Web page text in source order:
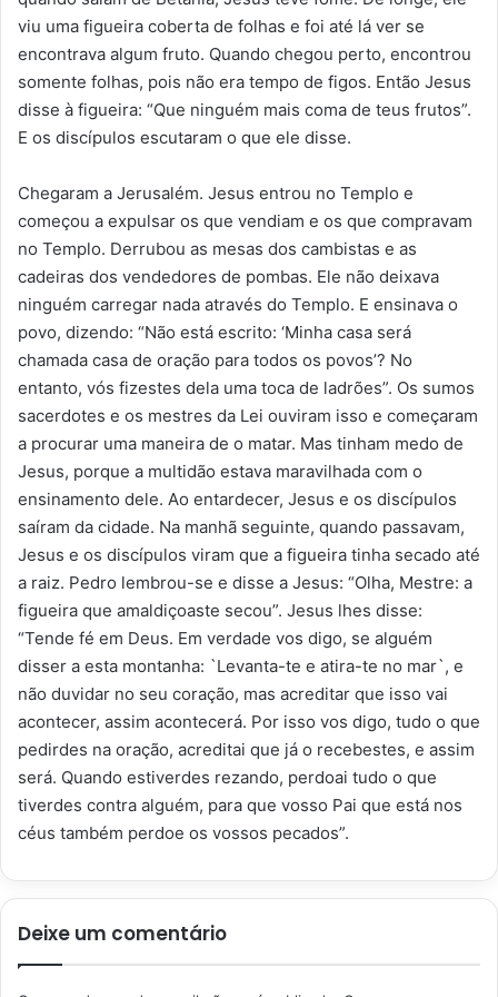
viu uma figueira coberta de folhas e foi até lá ver se
encontrava algum fruto. Quando chegou perto, encontrou
somente folhas, pois não era tempo de figos. Então Jesus
disse à figueira: “Que ninguém mais coma de teus frutos”.
E os discípulos escutaram o que ele disse.
Chegaram a Jerusalém. Jesus entrou no Templo e
começou a expulsar os que vendiam e os que compravam
no Templo. Derrubou as mesas dos cambistas e as
cadeiras dos vendedores de pombas. Ele não deixava
ninguém carregar nada através do Templo. E ensinava o
povo, dizendo: “Não está escrito: ‘Minha casa será
chamada casa de oração para todos os povos’? No
entanto, vós fizestes dela uma toca de ladrões”. Os sumos
sacerdotes e os mestres da Lei ouviram isso e começaram
a procurar uma maneira de o matar. Mas tinham medo de
Jesus, porque a multidão estava maravilhada com o
ensinamento dele. Ao entardecer, Jesus e os discípulos
saíram da cidade. Na manhã seguinte, quando passavam,
Jesus e os discípulos viram que a figueira tinha secado até
a raiz. Pedro lembrou-se e disse a Jesus: “Olha, Mestre: a
figueira que amaldiçoaste secou”. Jesus lhes disse:
“Tende fé em Deus. Em verdade vos digo, se alguém
disser a esta montanha: `Levanta-te e atira-te no mar`, e
não duvidar no seu coração, mas acreditar que isso vai
acontecer, assim acontecerá. Por isso vos digo, tudo o que
pedirdes na oração, acreditai que já o recebestes, e assim
será. Quando estiverdes rezando, perdoai tudo o que
tiverdes contra alguém, para que vosso Pai que está nos
céus também perdoe os vossos pecados”.
Deixe um comentário